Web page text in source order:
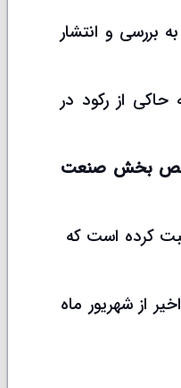
بررسی و انتشار
حاکی از رکود در
بخش صنعت
عدد 48.61 را ثبت کرده است که
از شهریور ماه